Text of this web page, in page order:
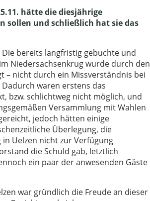
hätte die diesjährige
sollen und schließlich hat sie das
bereits langfristig gebuchte und
Niedersachsenkrug wurde durch den
– nicht durch ein Missverständnis bei
waren erstens das
bzw. schlichtweg nicht möglich, und
Versammlung mit Wahlen
jedoch hätten einige
Überlegung, die
Uelzen nicht zur Verfügung
die Schuld gab, letztlich
ein paar der anwesenden Gäste
war gründlich die Freude an dieser